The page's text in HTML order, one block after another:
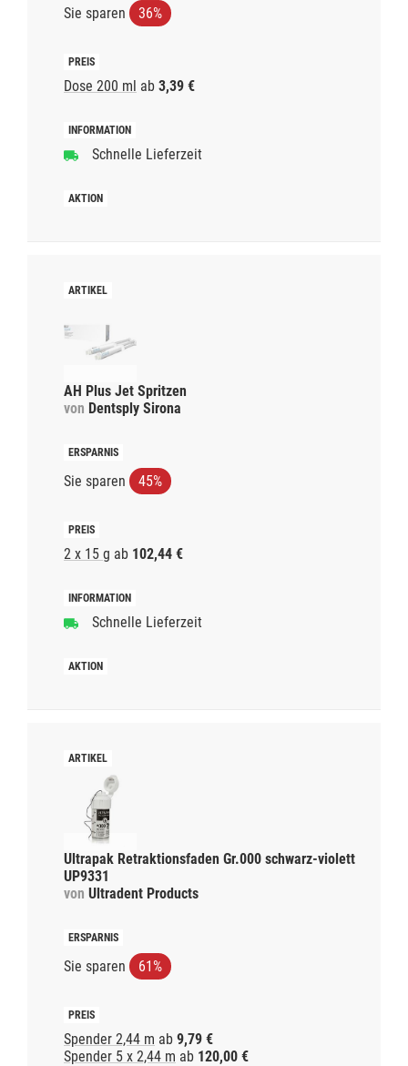
Sie sparen 36%
Dose 200 ml ab 3,39 €
Schnelle Lieferzeit
AH Plus Jet Spritzen
von Dentsply Sirona
Sie sparen 45%
2 x 15 g ab 102,44 €
Schnelle Lieferzeit
Ultrapak Retraktionsfaden Gr.000 schwarz-violett
UP9331
von Ultradent Products
Sie sparen 61%
Spender 2,44 m ab 9,79 €
Spender 5 x 2,44 m ab 120,00 €